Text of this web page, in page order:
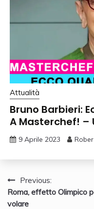
Attualità
Bruno Barbieri:
A Masterchef! –
9 Aprile 2023
Navigazione
articoli
Previous:
Roma, effetto Olimpico
volare